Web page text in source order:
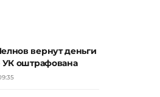
вернут деньги
УК оштрафована